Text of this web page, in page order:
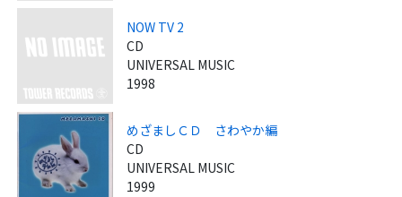
NOW TV 2
CD
UNIVERSAL MUSIC
1998
めざましＣＤ さわやか編
CD
UNIVERSAL MUSIC
1999